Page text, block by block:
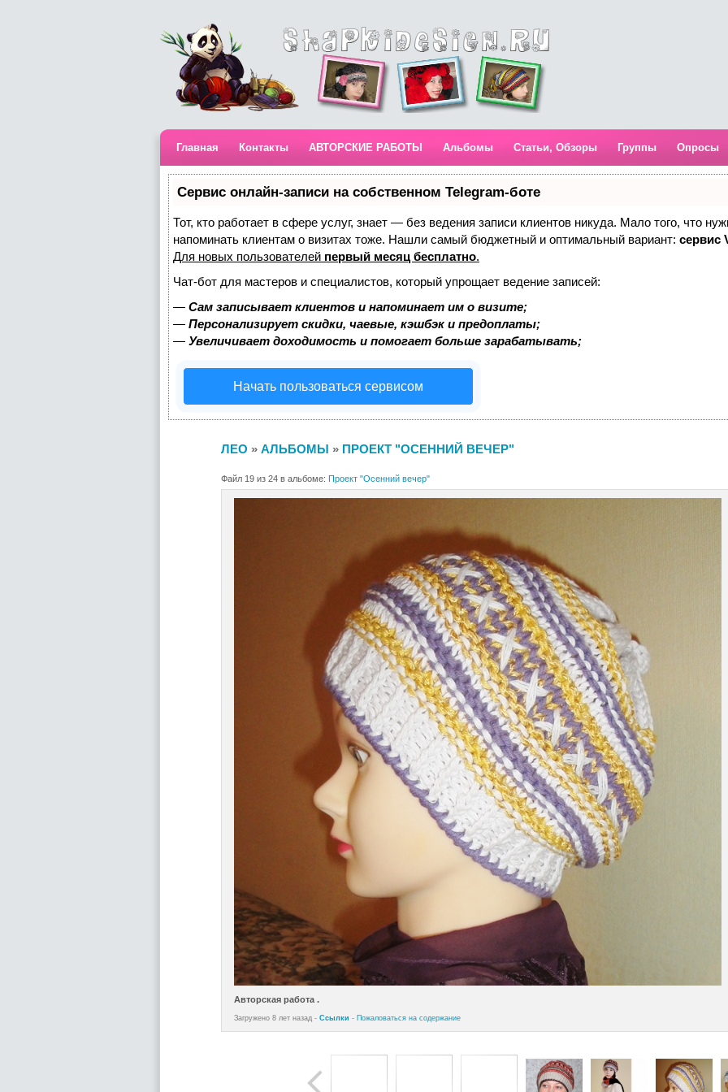
Главная Контакты АВТОРСКИЕ РАБОТЫ Альбомы Статьи, Обзоры Группы Опросы
Сервис онлайн-записи на собственном Telegram-боте
Тот, кто работает в сфере услуг, знает — без ведения записи клиентов никуда. Мало того, что
напоминать клиентам о визитах тоже. Нашли самый бюджетный и оптимальный вариант: сервис
Для новых пользователей первый месяц бесплатно.
Чат-бот для мастеров и специалистов, который упрощает ведение записей:
— Сам записывает клиентов и напоминает им о визите;
— Персонализирует скидки, чаевые, кэшбэк и предоплаты;
— Увеличивает доходимость и помогает больше зарабатывать;
Начать пользоваться сервисом
ЛЕО » АЛЬБОМЫ » ПРОЕКТ "ОСЕННИЙ ВЕЧЕР"
Файл 19 из 24 в альбоме: Проект "Осенний вечер"
Авторская работа .
Загружено 8 лет назад - Ссылки - Пожаловаться на содержание